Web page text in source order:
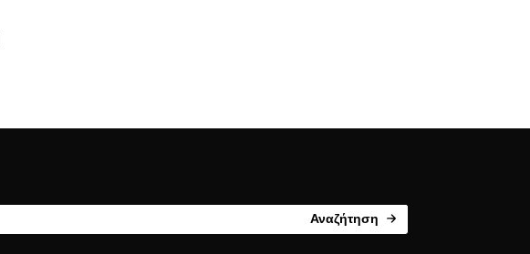
Αναζήτηση